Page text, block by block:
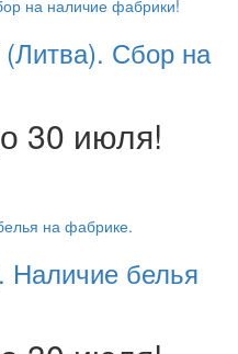
Сбор на
30 июля!
Наличие белья